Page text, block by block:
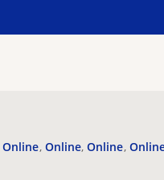
Online Online Online